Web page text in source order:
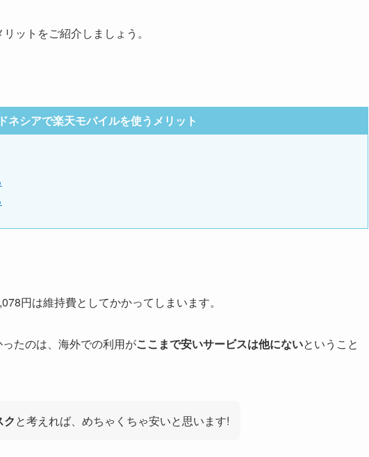
ットをご紹介しましょう。
ネシアで楽天モバイルを使うメリット
円は維持費としてかかってしまいます。
ったのは、海外での利用がここまで安いサービスは他にないということ
クと考えれば、めちゃくちゃ安いと思います!